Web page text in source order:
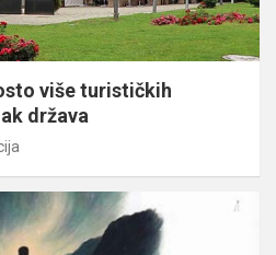
više turističkih
država